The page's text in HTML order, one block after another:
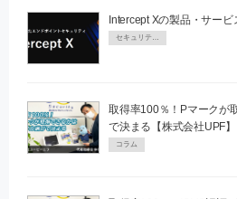
Intercept Xの製品・サービ
セキュリティPR
取得率100％！Pマークが
で決まる【株式会社UPF】
コラム